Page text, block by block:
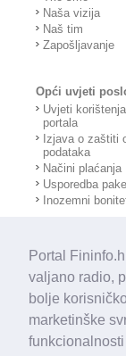
Portal
valjano radio,
bolje
marketinške
Naša vizija
Naš tim
Zapošljavanje
Opći uvjeti
Uvjeti
portala
Izjava o zaštiti
podataka
Načini plaćanja
Usporedba
Inozemni